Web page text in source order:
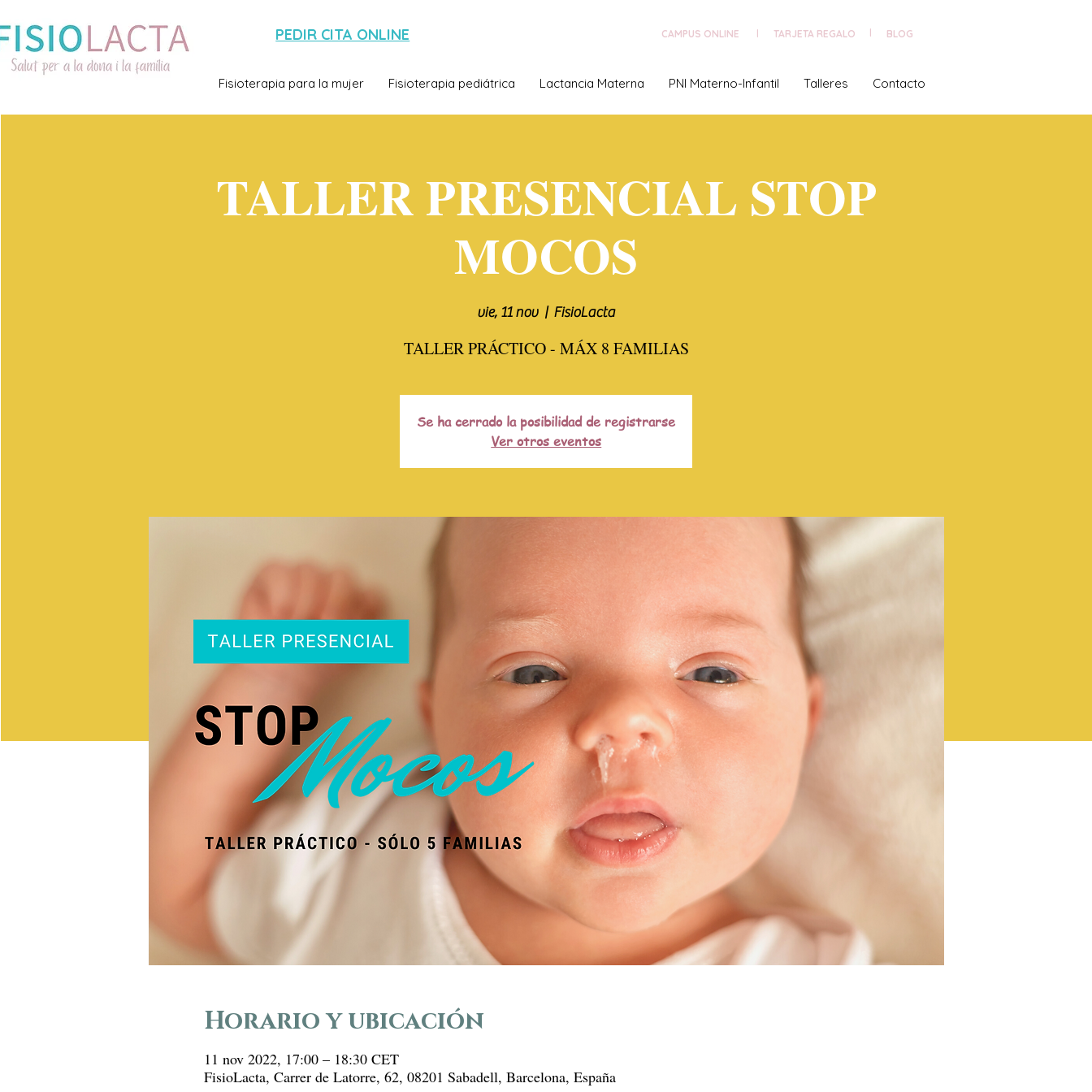
TARJETA REGALO BLOG
PEDIR CITA ONLINE
Fisioterapia para la mujer Fisioterapia pediátrica Lactancia Materna PNI Materno-Infantil Talleres Contacto
CAMPUS ONLINE
TALLER PRESENCIAL STOP
MOCOS
vie, 11 nov
  |
FisioLacta
TALLER PRÁCTICO - MÁX 8 FAMILIAS
Se ha cerrado la posibilidad de registrarse
Ver otros eventos
Horario y ubicación
11 nov 2022, 17:00 – 18:30 CET
FisioLacta, Carrer de Latorre, 62, 08201 Sabadell, Barcelona, España